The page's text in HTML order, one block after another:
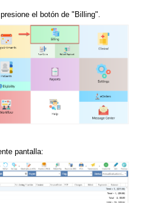
el botón de "Billing".
pantalla: